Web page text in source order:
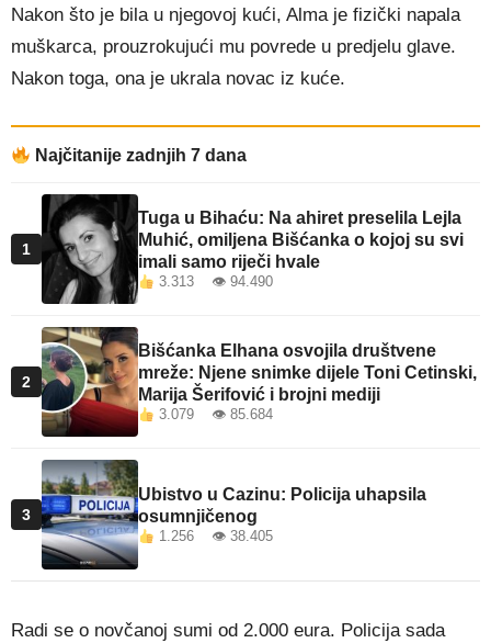
Nakon što je bila u njegovoj kući, Alma je fizički napala
muškarca, prouzrokujući mu povrede u predjelu glave.
Nakon toga, ona je ukrala novac iz kuće.
Najčitanije zadnjih 7 dana
1
Tuga u Bihaću: Na ahiret preselila Lejla
Muhić, omiljena Bišćanka o kojoj su svi
imali samo riječi hvale
3.313 👁 94.490
2
Bišćanka Elhana osvojila društvene
mreže: Njene snimke dijele Toni Cetinski,
Marija Šerifović i brojni mediji
3.079 👁 85.684
3
Ubistvo u Cazinu: Policija uhapsila
osumnjičenog
1.256 👁 38.405
Radi se o novčanoj sumi od 2.000 eura. Policija sada